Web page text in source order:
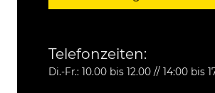
Telefonzeiten:
Di.-Fr.: 10.00 bis 12.00 // 14:00 bis